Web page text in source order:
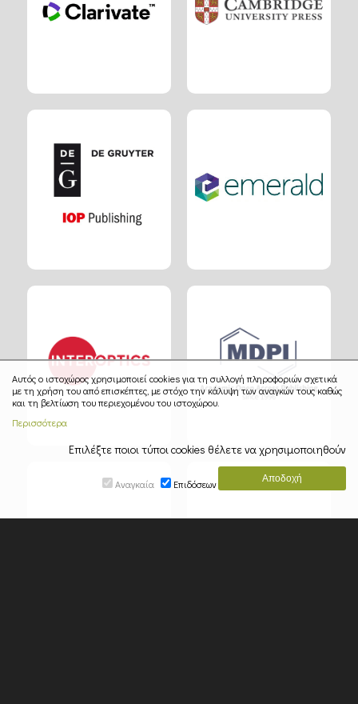
Αυτός ο ιστοχώρος χρησιμοποιεί cookies για τη συλλογή πληροφοριών σχετικά
με τη χρήση του από επισκέπτες, με στόχο την κάλυψη των αναγκών τους καθώς
και τη βελτίωση του περιεχομένου του ιστοχώρου.
Περισσότερα
Επιλέξτε ποιοι τύποι cookies θέλετε να χρησιμοποιηθούν
Αναγκαία Επιδόσεων